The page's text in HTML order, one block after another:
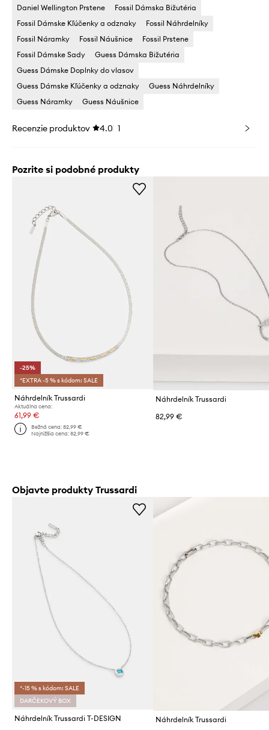
Daniel Wellington Prstene
Fossil Dámska Bižutéria
Fossil Dámske Kľúčenky a odznaky
Fossil Náhrdelníky
Fossil Náramky
Fossil Náušnice
Fossil Prstene
Fossil Dámske Sady
Guess Dámska Bižutéria
Guess Dámske Doplnky do vlasov
Guess Dámske Kľúčenky a odznaky
Guess Náhrdelníky
Guess Náramky
Guess Náušnice
Recenzie produktov 4.0 1
Pozrite si podobné produkty
-25%
*EXTRA -5 % s kódom: SALE
Náhrdelník Trussardi
Aktuálna cena:
61,99 €
Bežná cena:82,99 €
Najnižšia cena:82,99 €
Náhrdelník Trussardi
82,99 €
Objavte produkty Trussardi
*-15 % s kódom: SALE
DARČEKOVÝ BOX
Náhrdelník Trussardi T-DESIGN
Náhrdelník Trussardi